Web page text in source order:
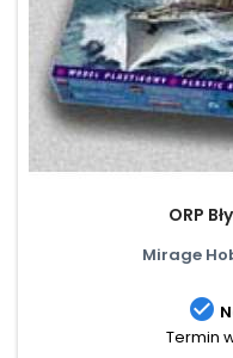
ORP
Mirage

Termin